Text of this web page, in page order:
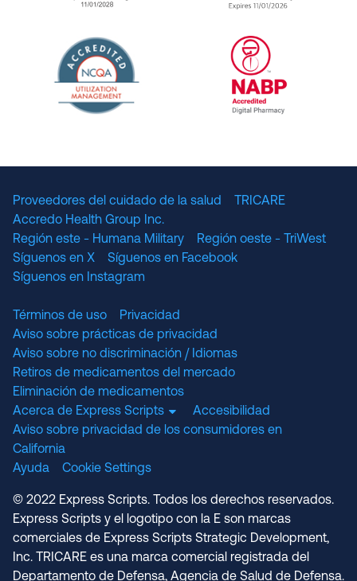
URAC Accredited Pharmacy Benefit
URAC
Proveedores del cuidado de la salud
TRICARE
Accredo Health Group Inc.
Región este - Humana Military
Región oeste - TriWest
Síguenos en X
Síguenos en Facebook
Síguenos en Instagram
Términos de uso
Privacidad
Aviso sobre prácticas de privacidad
Aviso sobre no discriminación / Idiomas
Retiros de medicamentos del mercado
Eliminación de medicamentos
Acerca de Express Scripts
Accesibilidad
Aviso sobre privacidad de los consumidores en
California
Ayuda
Cookie Settings
© 2022 Express Scripts. Todos los derechos reservados.
Express Scripts y el logotipo con la E son marcas
comerciales de Express Scripts Strategic Development,
Inc. TRICARE es una marca comercial registrada del
Departamento de Defensa, Agencia de Salud de Defensa.